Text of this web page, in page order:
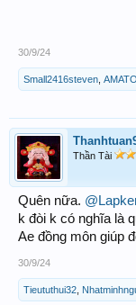
30/9/24
Small2416steven
Thần Tài
Quên nữa.
k đòi k có nghĩa là
Ae đồng môn giúp
30/9/24
Tieututhui32